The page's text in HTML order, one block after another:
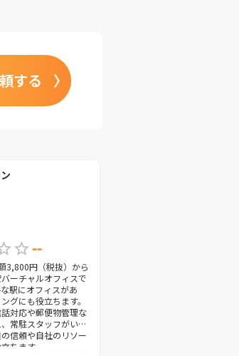
する
--
3,800円（税抜）から
ーチャルオフィスで
駅にオフィスがあ
グにも役立ちます。
対応や郵便物管理な
常駐スタッフがいる
信頼や自社のリソー
ちます。